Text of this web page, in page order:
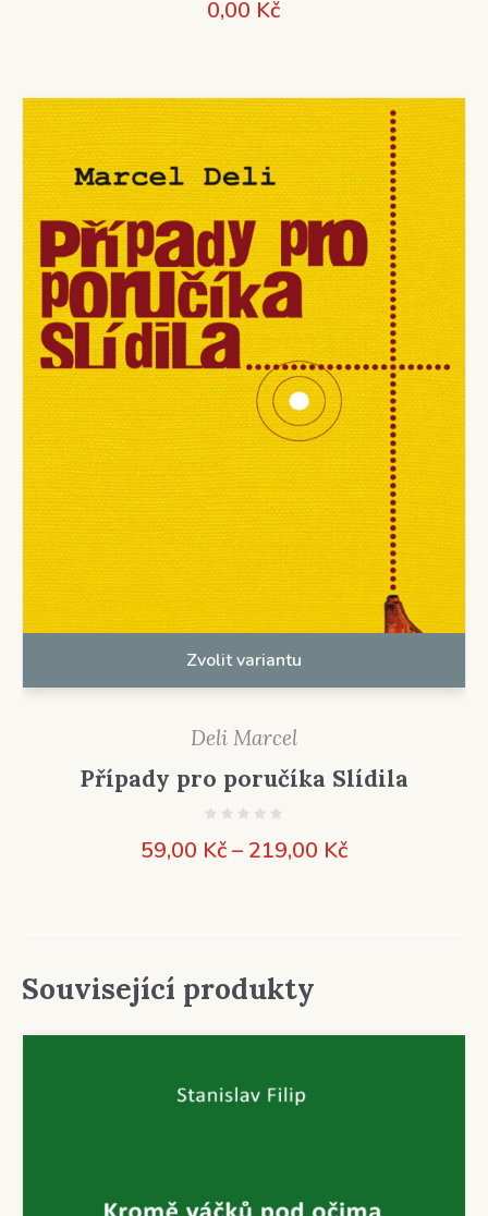
0,00 Kč
Zvolit variantu
Deli Marcel
Případy pro poručíka Slídila
59,00 Kč– 219,00 KčRozpětí
Související produkty